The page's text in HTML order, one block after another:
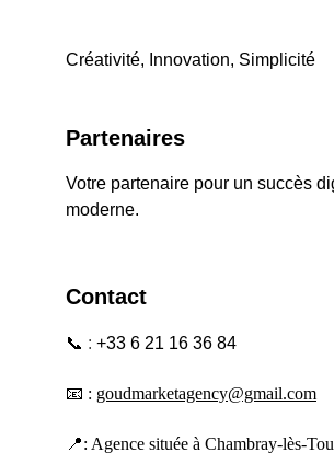
Créativité, Innovation, Simplicité
Partenaires
Votre partenaire pour un succès
moderne.
Contact
📧 : goudmarketagency@gmail.com
📞 : +33 6 21 16 36 84
📍: Agence située à Chambray-lès-